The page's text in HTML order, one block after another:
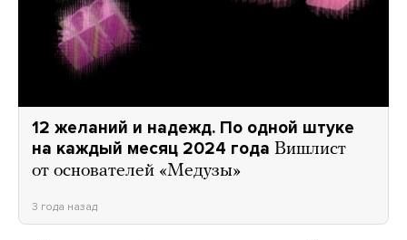
12 желаний и надежд. По одной штуке
на каждый месяц 2024 года Вишлист
от основателей «Медузы»
3 года назад